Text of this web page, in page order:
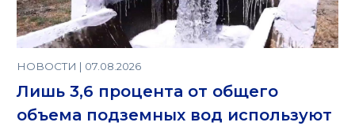
НОВОСТИ | 07.08.2026
Лишь 3,6 процента от общего
объема подземных вод используют